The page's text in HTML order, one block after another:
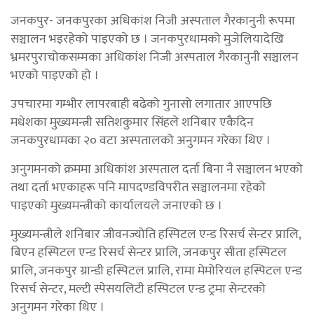
जनकपुर- जनकपुरका अधिकांश निजी अस्पताल गैरकानुनी रूपमा
सञ्चालन भइरहेको पाइएको छ । जनकपुरधामको मुजेलियादेखि
भ्रमरपुराचोकसम्मका अधिकांश निजी अस्पताल गैरकानुनी सञ्चालन
भएको पाइएको हो ।
उपचारमा गम्भीर लापरबाही बढेको गुनासो लगातार आएपछि
मधेशका मुख्यमन्त्री सतिशकुमार सिंहले शनिबार एकैदिन
जनकपुरधामका २० वटा अस्पतालको अनुगमन गरेका थिए ।
अनुगमनको क्रममा अधिकांश अस्पताल दर्ता बिना नै सञ्चालन भएको
तथा दर्ता भएकाहरू पनि मापदण्डविपरीत सञ्चालनमा रहेको
पाइएको मुख्यमन्त्रीको कार्यालयले जनाएको छ ।
मुख्यमन्त्रीले शनिबार जीवनज्योति हस्पिटल एन्ड रिसर्च सेन्टर प्रालि,
बिएन हस्पिटल एन्ड रिसर्च सेन्टर प्रालि, जनकपुर सीता हस्पिटल
प्रालि, जनकपुर ग्रान्डी हस्पिटल प्रालि, रामा मेमोरियल हस्पिटल एन्ड
रिसर्च सेन्टर, मल्टी स्पेसयलिटी हस्पिटल एन्ड ट्रमा सेन्टरको
अनुगमन गरेका थिए ।